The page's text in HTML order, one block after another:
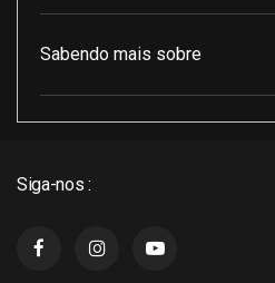
Sabendo mais sobre
Siga-nos :